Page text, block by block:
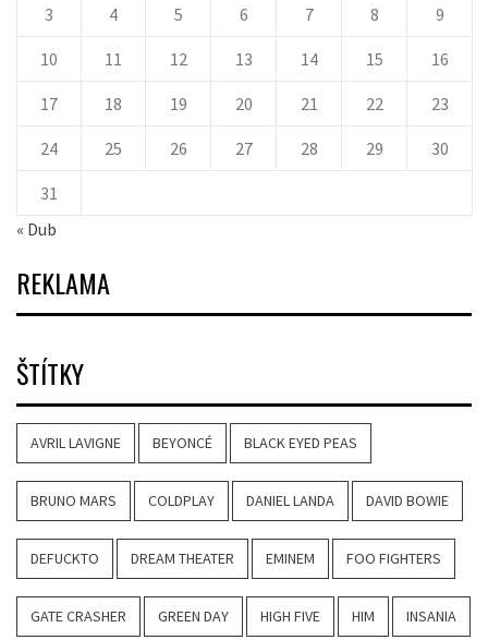
3 4 5 6 7 8 9
10 11 12 13 14 15 16
17 18 19 20 21 22 23
24 25 26 27 28 29 30
31
« Dub
REKLAMA
ŠTÍTKY
AVRIL LAVIGNE BEYONCÉ BLACK EYED PEAS
BRUNO MARS COLDPLAY DANIEL LANDA DAVID BOWIE
DEFUCKTO DREAM THEATER EMINEM FOO FIGHTERS
GATE CRASHER GREEN DAY HIGH FIVE HIM INSANIA